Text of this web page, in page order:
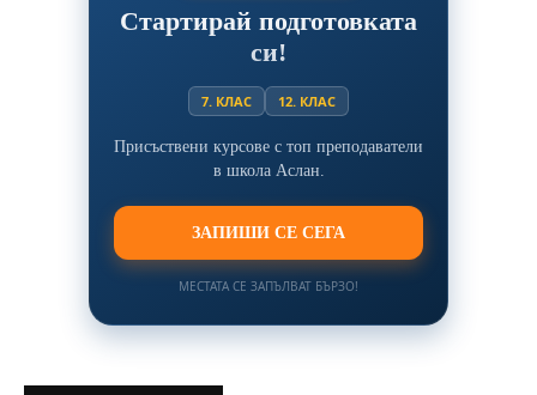
Стартирай подготовката
си!
7. КЛАС 12. КЛАС
Присъствени курсове с топ преподаватели
в школа Аслан.
ЗАПИШИ СЕ СЕГА
МЕСТАТА СЕ ЗАПЪЛВАТ БЪРЗО!